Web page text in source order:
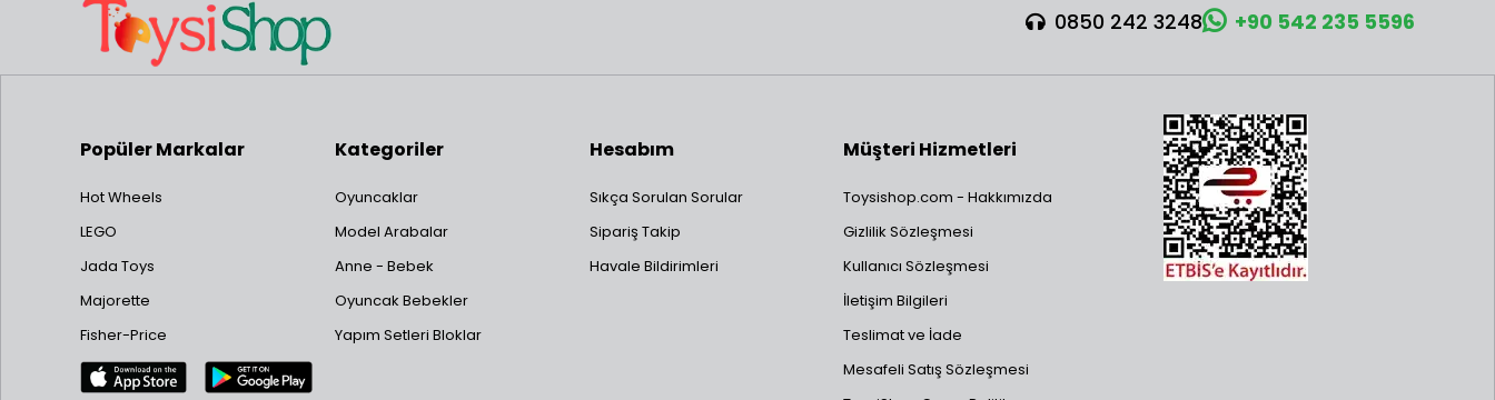
0850 242 3248 +90 542 235 5596
Popüler Markalar
Hot Wheels
LEGO
Jada Toys
Majorette
Fisher-Price
Kategoriler
Oyuncaklar
Model Arabalar
Anne - Bebek
Oyuncak Bebekler
Yapım Setleri Bloklar
Hesabım
Sıkça Sorulan Sorular
Sipariş Takip
Havale Bildirimleri
Müşteri Hizmetleri
Toysishop.com - Hakkımızda
Gizlilik Sözleşmesi
Kullanıcı Sözleşmesi
İletişim Bilgileri
Teslimat ve İade
Mesafeli Satış Sözleşmesi